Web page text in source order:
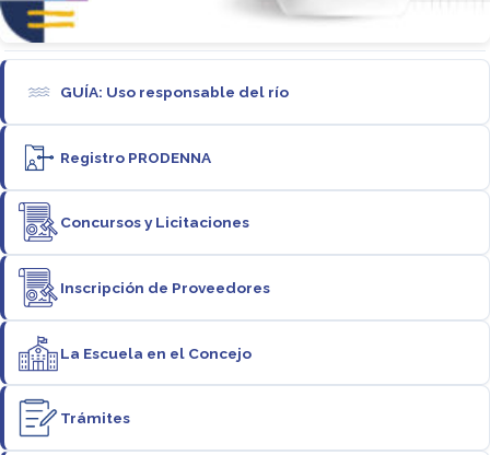
GUÍA: Uso responsable del río
Registro PRODENNA
Concursos y Licitaciones
Inscripción de Proveedores
La Escuela en el Concejo
Trámites